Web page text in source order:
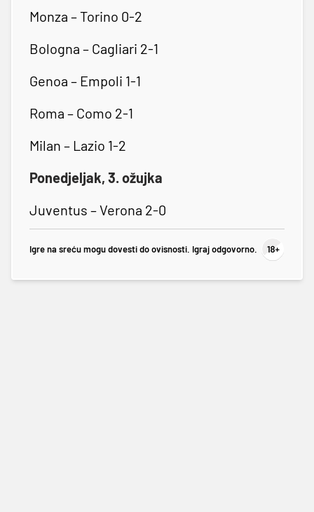
Monza – Torino 0-2
Bologna – Cagliari 2-1
Genoa – Empoli 1-1
Roma – Como 2-1
Milan – Lazio 1-2
Ponedjeljak, 3. ožujka
Juventus – Verona 2-0
Igre na sreću mogu dovesti do ovisnosti. Igraj odgovorno.